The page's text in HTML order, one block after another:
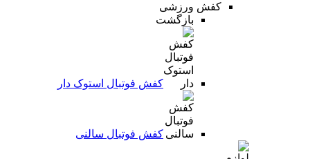
کفش ورزشی
بازگشت
کفش فوتبال استوک دار
کفش فوتبال سالنی